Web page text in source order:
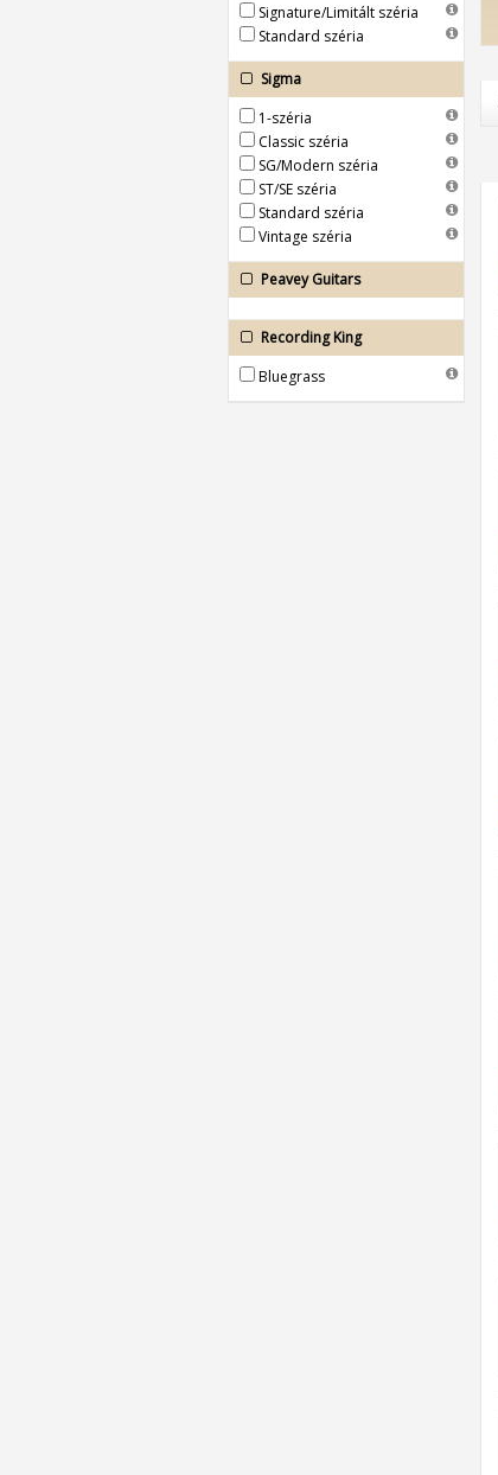
Signature/Limitált széria
Standard széria
Sigma
1-széria
Classic széria
SG/Modern széria
ST/SE széria
Standard széria
Vintage széria
Peavey Guitars
Recording King
Bluegrass